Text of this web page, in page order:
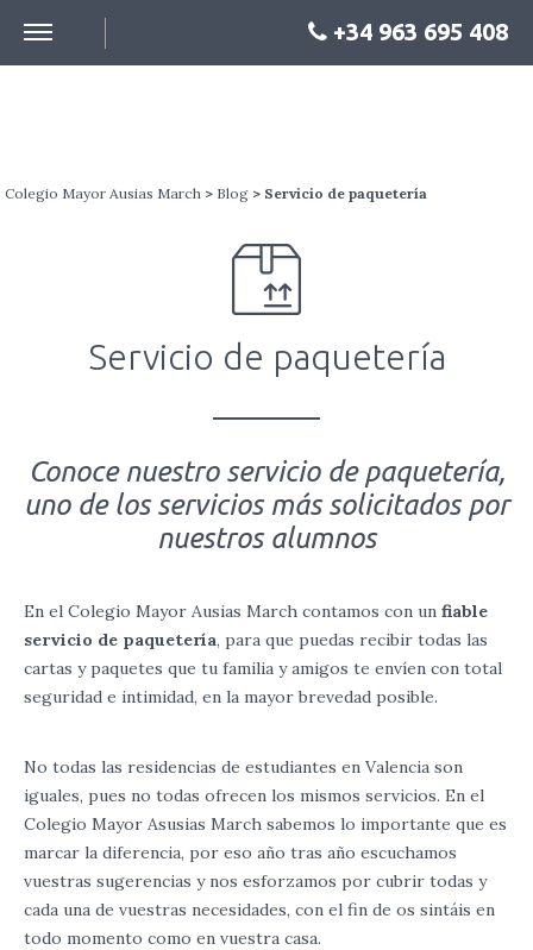
+34 963 695 408
Colegio Mayor Ausias March > Blog > Servicio de paquetería
Servicio de paquetería
Conoce nuestro servicio de paquetería,
uno de los servicios más solicitados por
nuestros alumnos
En el Colegio Mayor Ausias March contamos con un fiable
servicio de paquetería, para que puedas recibir todas las
cartas y paquetes que tu familia y amigos te envíen con total
seguridad e intimidad, en la mayor brevedad posible.
No todas las residencias de estudiantes en Valencia son
iguales, pues no todas ofrecen los mismos servicios. En el
Colegio Mayor Asusias March sabemos lo importante que es
marcar la diferencia, por eso año tras año escuchamos
vuestras sugerencias y nos esforzamos por cubrir todas y
cada una de vuestras necesidades, con el fin de os sintáis en
todo momento como en vuestra casa.